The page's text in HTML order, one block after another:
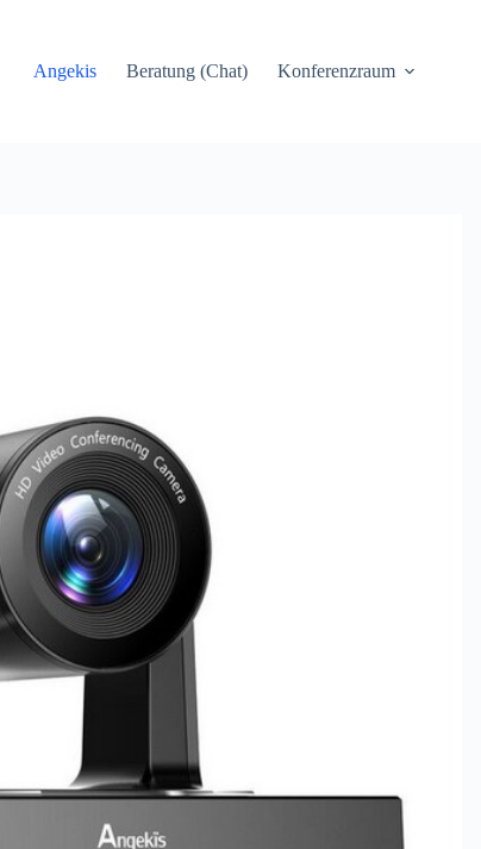
Angekis Beratung (Chat) Konferenzraum